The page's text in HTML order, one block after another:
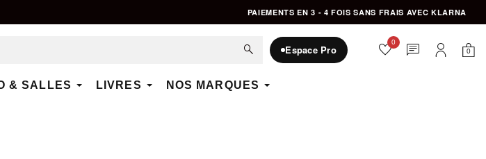
PAIEMENTS EN 3 - 4 FOIS SANS FRAIS AVEC KLARNA
& SALLES LIVRES NOS MARQUES
Espace Pro
search favorite0 chat 0